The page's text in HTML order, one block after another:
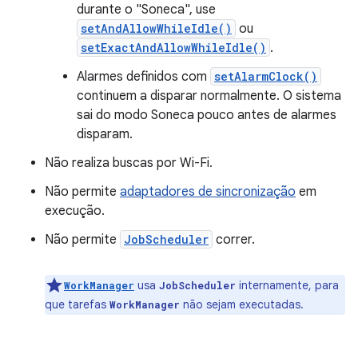
durante o "Soneca", use
setAndAllowWhileIdle() ou
setExactAndAllowWhileIdle() .
Alarmes definidos com setAlarmClock()
continuem a disparar normalmente. O sistema
sai do modo Soneca pouco antes de alarmes
disparam.
Não realiza buscas por Wi-Fi.
Não permite adaptadores de sincronização em
execução.
Não permite JobScheduler correr.
WorkManager usa JobScheduler internamente, para
que tarefas WorkManager não sejam executadas.